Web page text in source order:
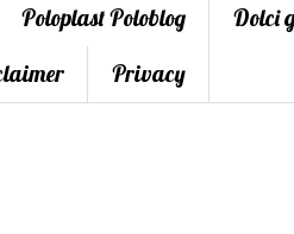
Poloplast Poloblog Dolci
Privacy